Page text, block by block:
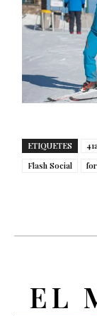
ETIQUETES
Flash Social
EL